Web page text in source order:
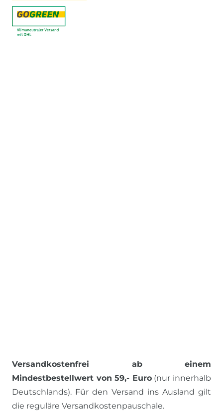
Versandkostenfrei ab einem
Mindestbestellwert von 59,- Euro(nur innerhalb
Deutschlands). Für den Versand ins Ausland gilt
die reguläre Versandkostenpauschale.